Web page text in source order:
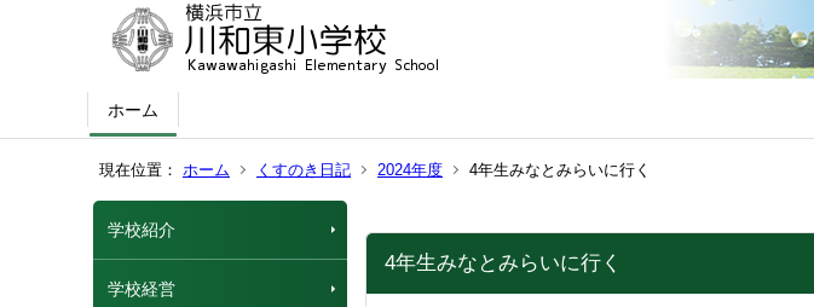
ホーム
現在位置： ホーム くすのき日記 2024年度 4年生みなとみらいに行く
学校紹介
学校経営
4年生みなとみらいに行く